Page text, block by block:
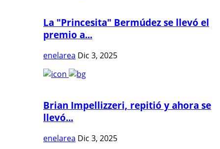
La "Princesita" Bermúdez se llevó el
premio a...
enelarea Dic 3, 2025
Brian Impellizzeri, repitió y ahora se
llevó...
enelarea Dic 3, 2025